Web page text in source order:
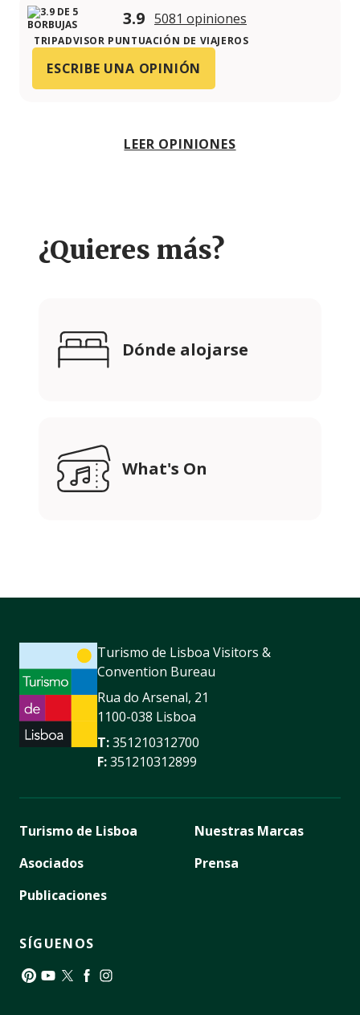
3.9 5081 opiniones
TRIPADVISOR PUNTUACIÓN DE VIAJEROS
ESCRIBE UNA OPINIÓN
LEER OPINIONES
¿Quieres más?
Dónde alojarse
What's On
Turismo de Lisboa Visitors &
Convention Bureau
Rua do Arsenal, 21
1100-038 Lisboa
T:351210312700
F:351210312899
Turismo de Lisboa
Asociados
Publicaciones
Nuestras Marcas
Prensa
SÍGUENOS